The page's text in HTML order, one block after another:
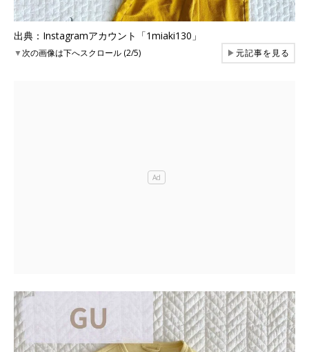
出典：Instagramアカウント「1miaki130」
▼次の画像は下へスクロール (2/5) ▶元記事を見る